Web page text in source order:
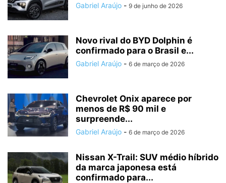
Gabriel Araújo - 9 de junho de 2026
Novo rival do BYD Dolphin é
confirmado para o Brasil e...
Gabriel Araújo - 6 de março de 2026
Chevrolet Onix aparece por
menos de R$ 90 mil e
surpreende...
Gabriel Araújo - 6 de março de 2026
Nissan X-Trail: SUV médio híbrido
da marca japonesa está
confirmado para...